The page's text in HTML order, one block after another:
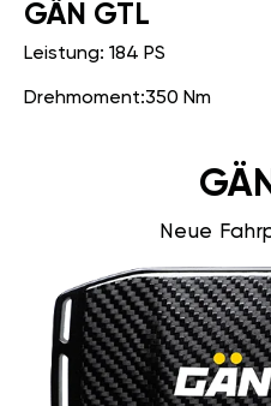
GÄN GTL
Leistung: 184 PS
Drehmoment:350 Nm
Neue